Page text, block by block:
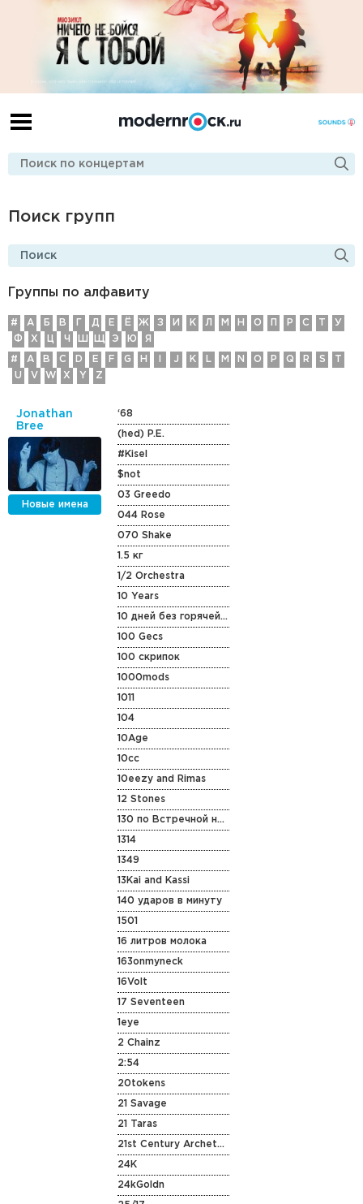
Поиск групп
Группы по алфавиту
# А Б В Г Д E Ё Ж З И К Л М Н О П Р С Т
У
Ф
Х Ц Ч Ш Щ Э Ю Я
# A B C D E F G H J K L M N O P Q R S
T
U
V W X Y Z
Jonathan
Bree
Новые имена
‘68
(hed) P.E.
#Kisel
$not
03 Greedo
044 Rose
070 Shake
1.5 кг
1/2 Orchestra
10 Years
10 дней без горячей воды
100 Gecs
100 скрипок
1000mods
1011
104
10Age
10cc
10eezy and Rimas
12 Stones
130 по Встречной на Старенькой Vespa
1314
1349
13Kai and Kassi
140 ударов в минуту
1501
16 литров молока
163onmyneck
16Volt
17 Seventeen
1eye
2 Chainz
2:54
20tokens
21 Savage
21 Taras
21st Century Archetype
24K
24kGoldn